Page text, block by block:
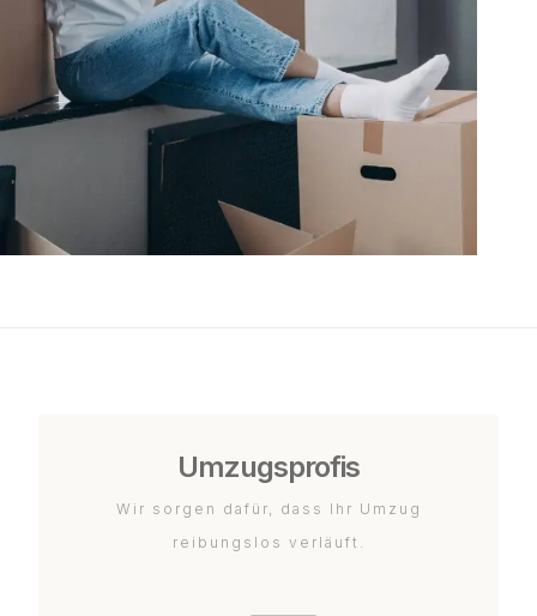
Umzugsprofis
Wir sorgen dafür, dass Ihr Umzug
reibungslos verläuft.